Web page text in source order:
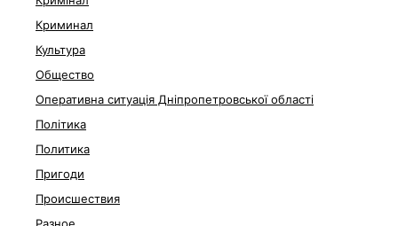
Криминал
Культура
Общество
Оперативна ситуація Дніпропетровської області
Політика
Политика
Пригоди
Происшествия